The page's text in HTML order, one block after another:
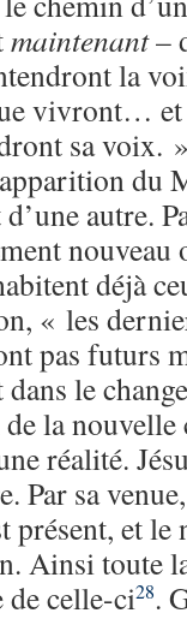
maintenant–
la
vivront…
sa voix.
du
autre.
nouveau
déjà
« les
pas futurs
le
la
réalité.
Par sa
présent, et
Ainsi toute
de celle-ci28.